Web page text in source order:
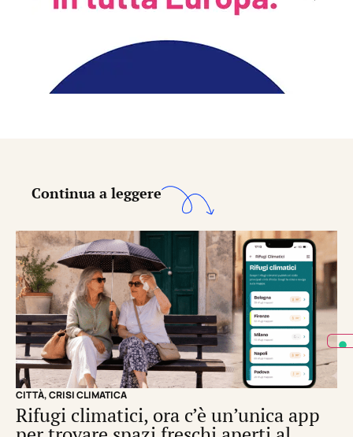
Continua a leggere
CITTÀ,CRISI CLIMATICA
Rifugi climatici, ora c’è un’unica app